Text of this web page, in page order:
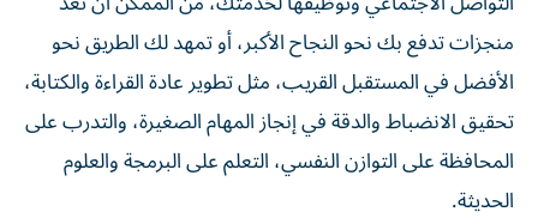
منجزات تدفع بك نحو النجاح الأكبر، أو تمهد لك الطريق نحو
الأفضل في المستقبل القريب، مثل تطوير عادة القراءة والكتابة،
تحقيق الانضباط والدقة في إنجاز المهام الصغيرة، والتدرب على
المحافظة على التوازن النفسي، التعلم على البرمجة والعلوم
الحديثة.